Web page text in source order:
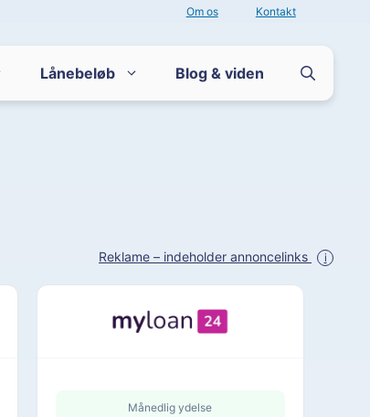
Om os Kontakt
Lånebeløb Blog & viden
Reklame – indeholder annoncelinks i
Månedlig ydelse